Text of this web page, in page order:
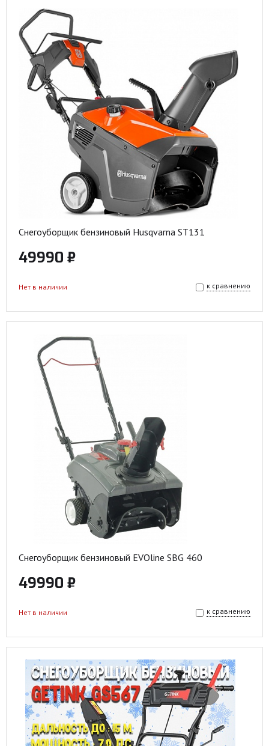
Снегоуборщик бензиновый Husqvarna ST131
49990 ₽
к сравнению
Нет в наличии
Снегоуборщик бензиновый EVOline SBG 460
49990 ₽
к сравнению
Нет в наличии